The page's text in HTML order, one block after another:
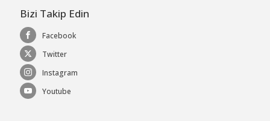
Bizi Takip Edin
Facebook
Twitter
Instagram
Youtube